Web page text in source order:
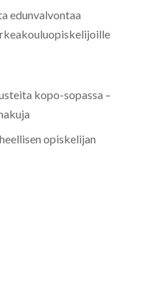
edunvalvontaa
kopo-sopassa –
opiskelijan